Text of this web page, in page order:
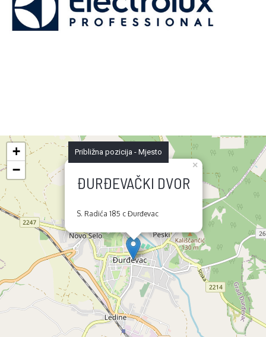
ĐURĐEVAČKI DVOR
S. Radića 185 c Đurđevac
×
+
−
Približna pozicija - Mjesto